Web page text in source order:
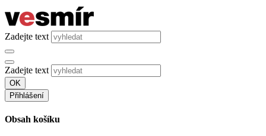
Zadejte text
Zadejte text
OK
Přihlášení
Obsah košíku